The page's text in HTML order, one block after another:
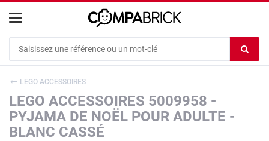
le
LEGO ACCESSOIRES
LEGO ACCESSOIRES 5009958 -
PYJAMA DE NOËL POUR ADULTE -
BLANC CASSÉ
Cookies management panel